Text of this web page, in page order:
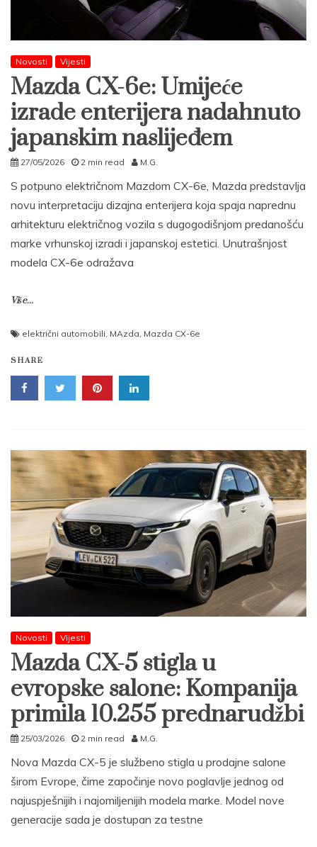
Novosti Vijesti
Mazda CX-6e: Umijeće
izrade enterijera nadahnuto
japanskim naslijeđem
27/05/2026 2 min read M.G.
S potpuno električnom Mazdom CX-6e, Mazda predstavlja
novu interpretaciju dizajna enterijera koja spaja naprednu
arhitekturu električnog vozila s dugogodišnjom predanošću
marke vrhunskoj izradi i japanskoj estetici. Unutrašnjost
modela CX-6e odražava
Više...
električni automobili, MAzda, Mazda CX-6e
SHARE
Novosti Vijesti
Mazda CX-5 stigla u
evropske salone: Kompanija
primila 10.255 prednarudžbi
25/03/2026 2 min read M.G.
Nova Mazda CX-5 je službeno stigla u prodajne salone
širom Evrope, čime započinje novo poglavlje jednog od
najuspješnijih i najomiljenijih modela marke. Model nove
generacije sada je dostupan za testne